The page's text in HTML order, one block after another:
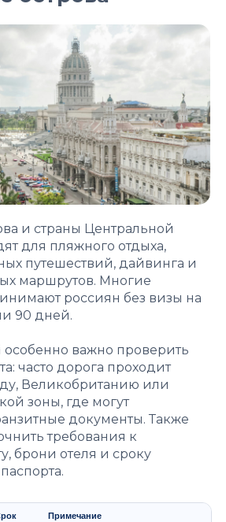
и страны Центральной
для пляжного отдыха,
путешествий, дайвинга и
маршрутов. Многие
россиян без визы на
90 дней.
важно проверить
часто дорога проходит
Великобританию или
зоны, где могут
документы. Также
требования к
брони отеля и сроку
Примечание